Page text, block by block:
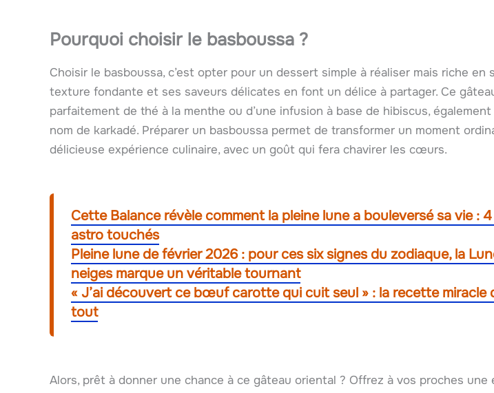
Pourquoi choisir le basboussa ?
Choisir le basboussa, c’est opter pour un dessert simple à réaliser mais riche en
texture fondante et ses saveurs délicates en font un délice à partager. Ce
parfaitement de thé à la menthe ou d’une infusion à base de hibiscus,
nom de karkadé. Préparer un basboussa permet de transformer un moment
délicieuse expérience culinaire, avec un goût qui fera chavirer les cœurs.
Cette Balance révèle comment la pleine lune a bouleversé sa vie :
astro touchés
Pleine lune de février 2026 : pour ces six signes du zodiaque, la
neiges marque un véritable tournant
« J’ai découvert ce bœuf carotte qui cuit seul » : la recette miracle
tout
Alors, prêt à donner une chance à ce gâteau oriental ? Offrez à vos proches une